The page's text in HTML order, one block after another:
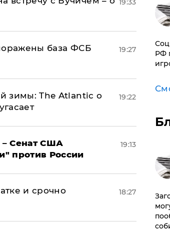
19:33
база ФСБ
19:27
зимы: The Atlantic о
19:22
– Сенат США
против России
19:13
и срочно
18:27
РФ